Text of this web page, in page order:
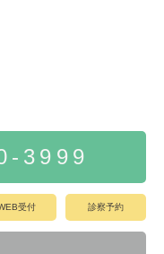
3999
受付 診察予約